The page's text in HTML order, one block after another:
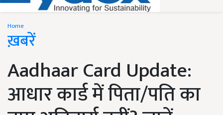
Home
ख़बरें
Aadhaar Card Update:
आधार कार्ड में पिता/पति का